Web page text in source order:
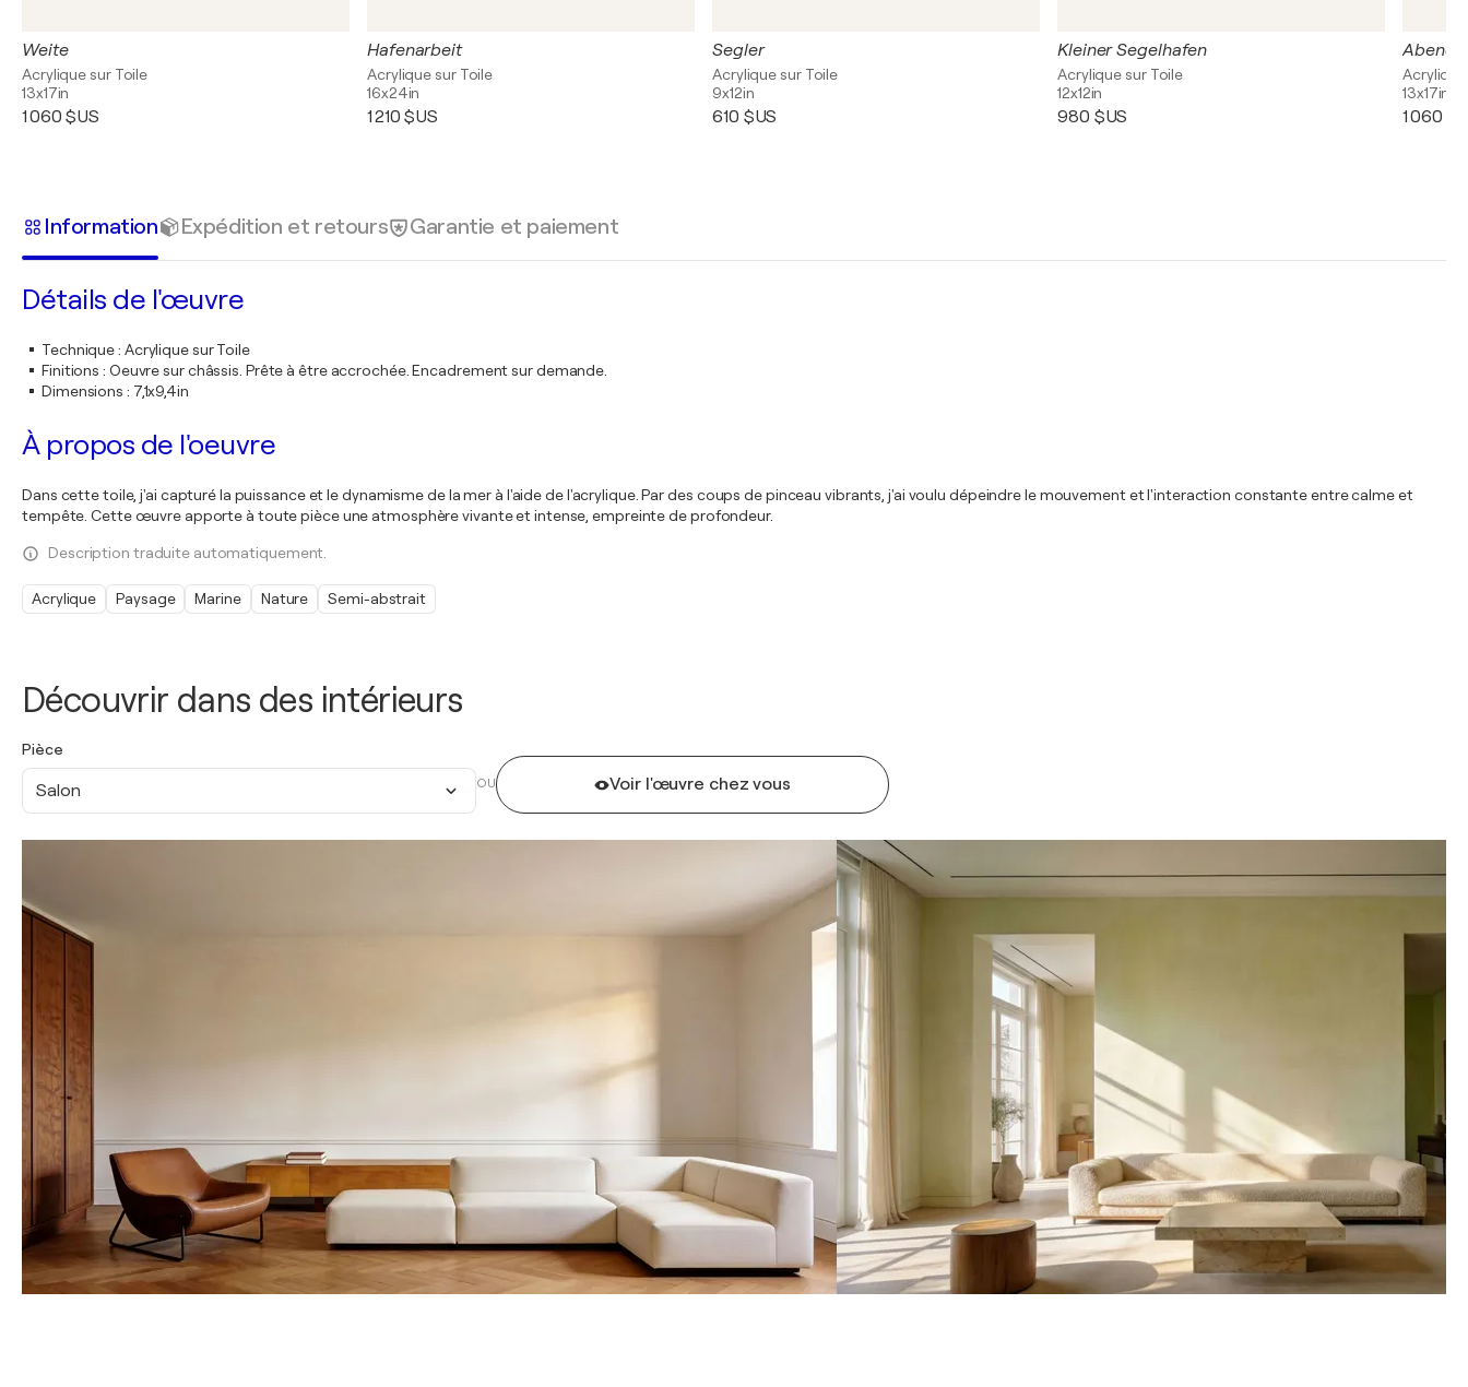
Découvrir dans des intérieurs
Pièce
Salon OU Voir l'œuvre chez vous
Weite
Acrylique sur Toile
13x17in
1 060 $US
Hafenarbeit
Acrylique sur Toile
16x24in
1 210 $US
Segler
Acrylique sur Toile
9x12in
610 $US
Kleiner Segelhafen
Acrylique sur Toile
12x12in
980 $US
13x17in
1 060
Information Expédition et retours Garantie et paiement
Détails de l'œuvre
Technique: Acrylique sur Toile
Finitions : Oeuvre sur châssis. Prête à être accrochée. Encadrement sur demande.
Dimensions : 7,1x9,4in
À propos de l'oeuvre
Dans cette toile, j'ai capturé la puissance et le dynamisme de la mer à l'aide de l'acrylique. Par des coups de pinceau vibrants, j'ai voulu dépeindre le mouvement et l'interaction constante entre calme et
tempête. Cette œuvre apporte à toute pièce une atmosphère vivante et intense, empreinte de profondeur.
Description traduite automatiquement.
Acrylique Paysage Marine Nature Semi-abstrait